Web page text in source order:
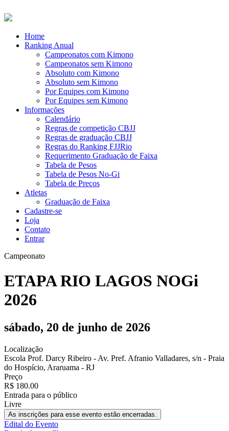
Home
Ranking Anual
Campeonatos com Kimono
Campeonatos sem Kimono
Absoluto com Kimono
Absoluto sem Kimono
Por Equipes com Kimono
Por Equipes sem Kimono
Informações
Calendário
Regras de competição CBJJ
Regras de graduação CBJJ
Regras do Ranking FJJRio
Requerimento Graduação de Faixa
Tabela de Pesos
Tabela de Pesos No-Gi
Tabela de Preços
Atletas
Graduação de Faixa
Cadastre-se
Loja
Contato
Entrar
Campeonato
ETAPA RIO LAGOS NOGi
2026
sábado, 20 de junho de 2026
Localização
Escola Prof. Darcy Ribeiro - Av. Pref. Afranio Valladares, s/n - Praia
do Hospício, Araruama - RJ
Preço
R$ 180.00
Entrada para o público
Livre
As inscrições para esse evento estão encerradas.
Edital do Evento